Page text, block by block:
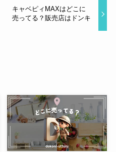
キャベピィMAXはどこに
売ってる？販売店はドンキ